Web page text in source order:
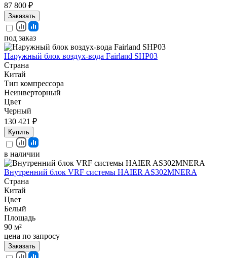
87 800 ₽
Заказать
под заказ
Наружный блок воздух-вода Fairland SHP03
Страна
Китай
Тип компрессора
Неинверторный
Цвет
Черный
130 421 ₽
Купить
в наличии
Внутренний блок VRF системы HAIER AS302MNERA
Страна
Китай
Цвет
Белый
Площадь
90 м²
цена по запросу
Заказать